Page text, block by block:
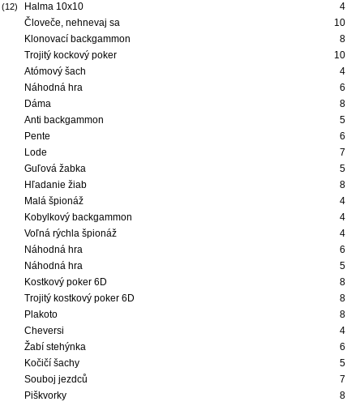
(12) Halma 10x10 4
Človeče, nehnevaj sa 10
Klonovací backgammon 8
Trojitý kockový poker 10
Atómový šach 4
Náhodná hra 6
Dáma 8
Anti backgammon 5
Pente 6
Lode 7
Guľová žabka 5
Hľadanie žiab 8
Malá špionáž 4
Kobylkový backgammon 4
Voľná rýchla špionáž 4
Náhodná hra 6
Náhodná hra 5
Kostkový poker 6D 8
Trojitý kostkový poker 6D 8
Plakoto 8
Cheversi 4
Žabí stehýnka 6
Kočičí šachy 5
Souboj jezdců 7
Piškvorky 8